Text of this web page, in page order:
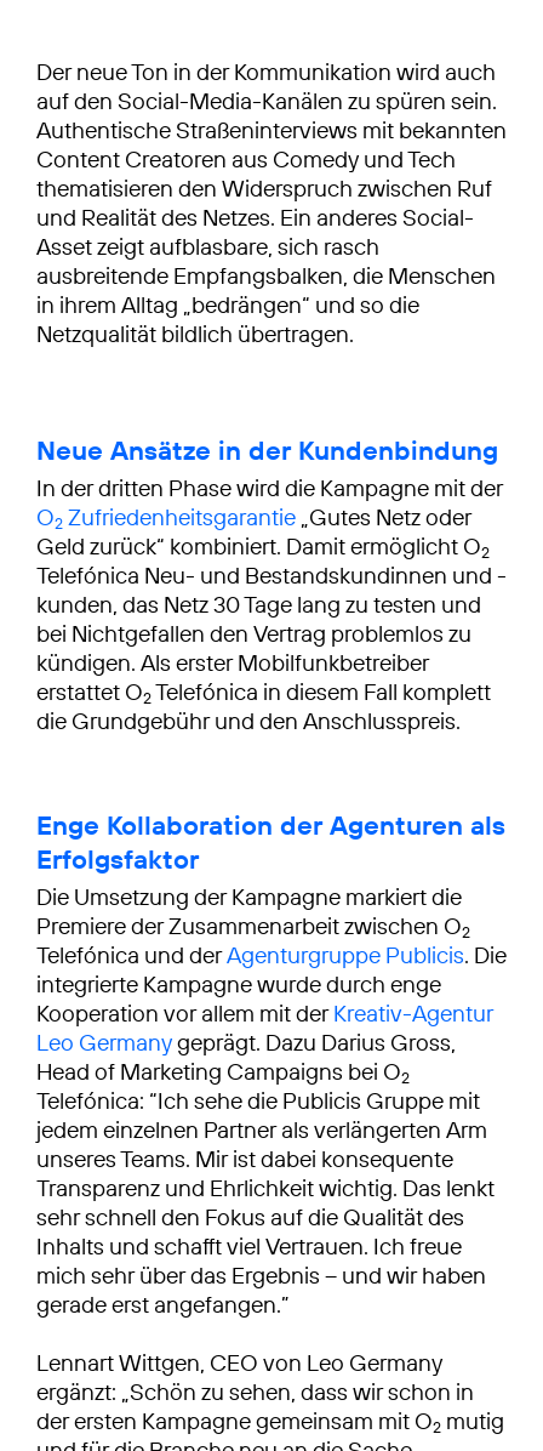
Der neue Ton in der Kommunikation wird auch
auf den Social-Media-Kanälen zu spüren sein.
Authentische Straßeninterviews mit bekannten
Content Creatoren aus Comedy und Tech
thematisieren den Widerspruch zwischen Ruf
und Realität des Netzes. Ein anderes Social-
Asset zeigt aufblasbare, sich rasch
ausbreitende Empfangsbalken, die Menschen
in ihrem Alltag „bedrängen“ und so die
Netzqualität bildlich übertragen.
Neue Ansätze in der Kundenbindung
In der dritten Phase wird die Kampagne mit der
O2 Zufriedenheitsgarantie „Gutes Netz oder
Geld zurück“ kombiniert. Damit ermöglicht O2
Telefónica Neu- und Bestandskundinnen und -
kunden, das Netz 30 Tage lang zu testen und
bei Nichtgefallen den Vertrag problemlos zu
kündigen. Als erster Mobilfunkbetreiber
erstattet O2Telefónica in diesem Fall komplett
die Grundgebühr und den Anschlusspreis.
Enge Kollaboration der Agenturen als
Erfolgsfaktor
Die Umsetzung der Kampagne markiert die
Premiere der Zusammenarbeit zwischen O2
Telefónica und derAgenturgruppe Publicis. Die
integrierte Kampagne wurde durch enge
Kooperation vor allem mit derKreativ-Agentur
Leo Germanygeprägt. Dazu Darius Gross,
Head of Marketing Campaigns bei O2
Telefónica: “Ich sehe die Publicis Gruppe mit
jedem einzelnen Partner als verlängerten Arm
unseres Teams. Mir ist dabei konsequente
Transparenz und Ehrlichkeit wichtig. Das lenkt
sehr schnell den Fokus auf die Qualität des
Inhalts und schafft viel Vertrauen. Ich freue
mich sehr über das Ergebnis – und wir haben
gerade erst angefangen.”
Lennart Wittgen, CEO von Leo Germany
ergänzt: „Schön zu sehen, dass wir schon in
der ersten Kampagne gemeinsam mit O2 mutig